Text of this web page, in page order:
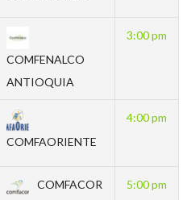
COMFENALCO
ANTIOQUIA
3:00 pm
COMFAORIENTE
4:00 pm
COMFACOR 5:00 pm